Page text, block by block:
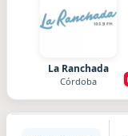
La Ranchada
Córdoba